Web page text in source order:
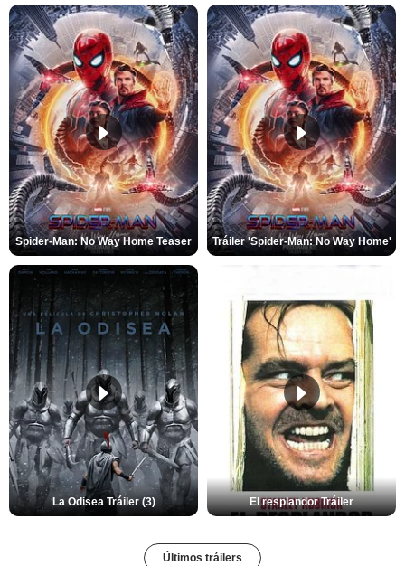
Spider-Man: No Way Home Teaser Tráiler 'Spider-Man: No Way Home'
La Odisea Tráiler (3) El resplandor Tráiler
Últimos tráilers